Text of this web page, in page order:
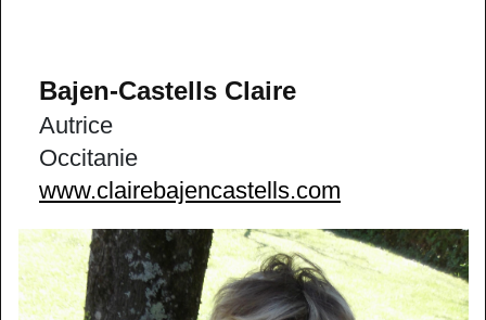
Bajen-Castells Claire
Autrice
Occitanie
www.clairebajencastells.com